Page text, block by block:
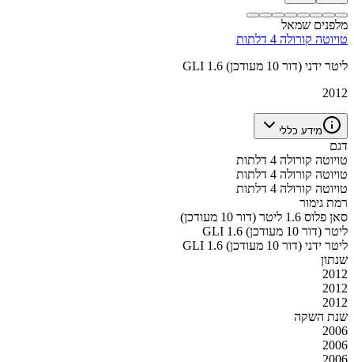
מלפנים שמאל
טויוטה קורולה 4 דלתות
GLI 1.6 ליטר ידני (דור 10 מעודכן)
2012
מידע כללי
דגם
טויוטה קורולה 4 דלתות
טויוטה קורולה 4 דלתות
טויוטה קורולה 4 דלתות
רמת גימור
סאן פלוס 1.6 ליטר (דור 10 מעודכן)
GLI 1.6 ליטר (דור 10 מעודכן)
GLI 1.6 ליטר ידני (דור 10 מעודכן)
שנתון
2012
2012
2012
שנת השקה
2006
2006
2006